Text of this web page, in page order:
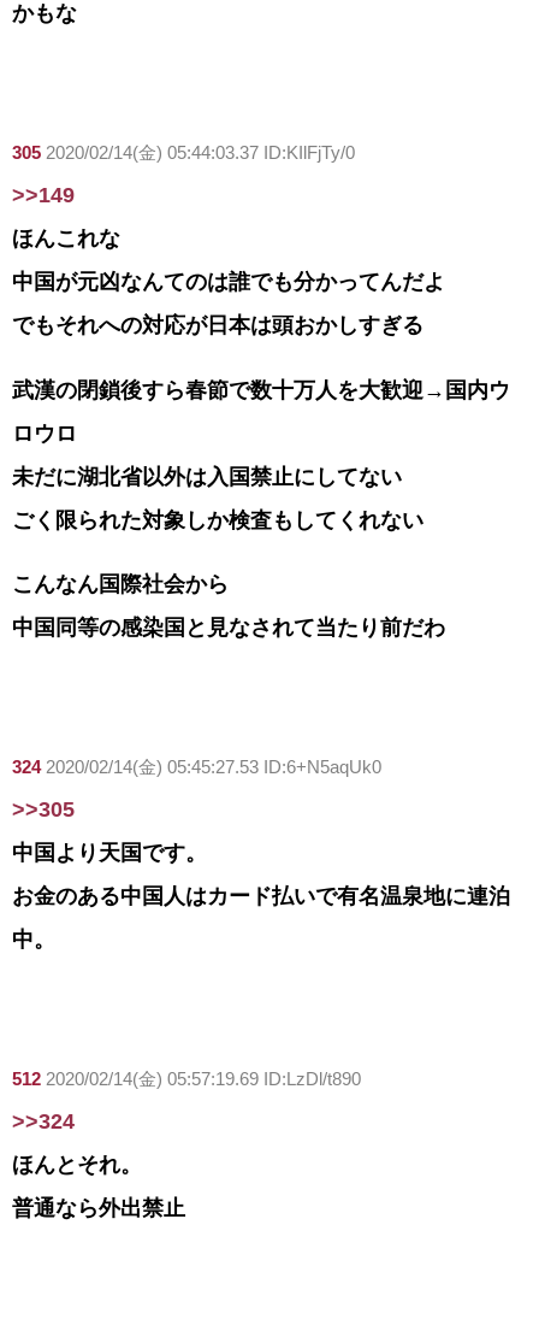
かもな
305 2020/02/14(金) 05:44:03.37 ID:KIlFjTy/0
>>149
ほんこれな
中国が元凶なんてのは誰でも分かってんだよ
でもそれへの対応が日本は頭おかしすぎる
武漢の閉鎖後すら春節で数十万人を大歓迎→国内ウ
ロウロ
未だに湖北省以外は入国禁止にしてない
ごく限られた対象しか検査もしてくれない
こんなん国際社会から
中国同等の感染国と見なされて当たり前だわ
324 2020/02/14(金) 05:45:27.53 ID:6+N5aqUk0
>>305
中国より天国です。
お金のある中国人はカード払いで有名温泉地に連泊
中。
512 2020/02/14(金) 05:57:19.69 ID:LzDl/t890
>>324
ほんとそれ。
普通なら外出禁止